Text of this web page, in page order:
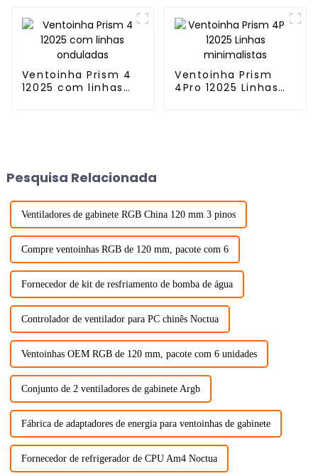
Ventoinha Prism 4
12025 com linhas
Ventoinha Prism
4Pro 12025 Linhas
Pesquisa Relacionada
Ventiladores de gabinete RGB China 120 mm 3 pinos
Compre ventoinhas RGB de 120 mm, pacote com 6
Fornecedor de kit de resfriamento de bomba de água
Controlador de ventilador para PC chinês Noctua
Ventoinhas OEM RGB de 120 mm, pacote com 6 unidades
Conjunto de 2 ventiladores de gabinete Argb
Fábrica de adaptadores de energia para ventoinhas de gabinete
Fornecedor de refrigerador de CPU Am4 Noctua